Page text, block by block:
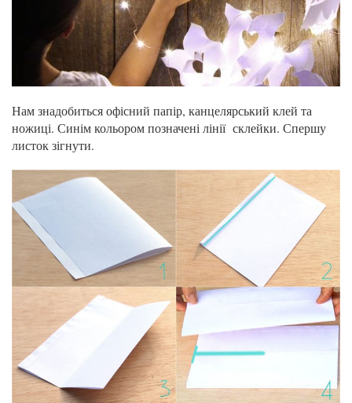
Нам знадобиться офісний папір, канцелярський клей та
ножиці. Синім кольором позначені лінії склейки. Спершу
листок зігнути.